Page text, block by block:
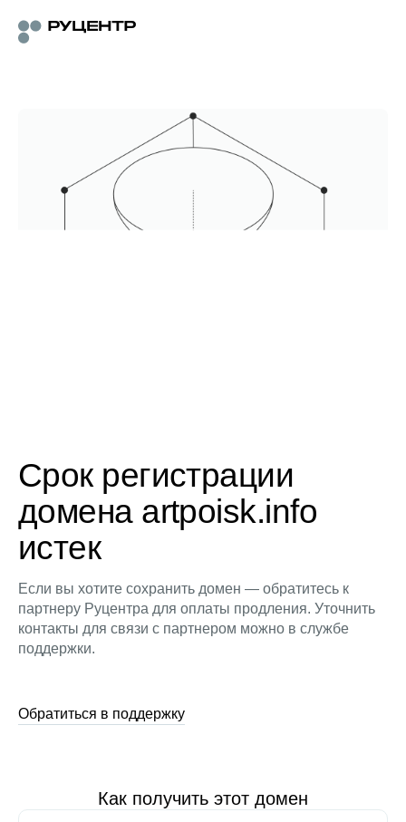
Срок регистрации
домена artpoisk.info
истек
Если вы хотите сохранить домен — обратитесь к
партнеру Руцентра для оплаты продления. Уточнить
контакты для связи с партнером можно в службе
поддержки.
Обратиться в поддержку
Как получить этот домен